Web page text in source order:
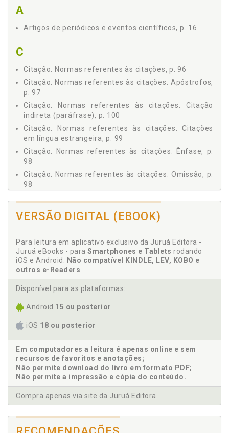
2.5.2 Folha de aprovação, p. 36
2.5.3 Dedicatória(s), p. 39
2.5.6 Listas (ilustrações, tabelas, abreviaturas e siglas
e símbolos), p. 40
2.5.7 Sumário, p. 41
2.6 Elementos Textuais ou Corpo do Trabalho, p. 43
2.6.1 Introdução, p. 43
2.6.2 Fundamentação teórica, p. 45
2.6.3 Metodologia, p. 45
2.6.4 Análise e discussão dos resultados, p. 47
2.6.5 Conclusão ou considerações finais, p. 48
2.7.1 Referências, p. 48
2.7.2 Apêndices, p. 49
2.7.3 Anexos, p. 49
2.7.4 Índice, p. 49
3.1 Normas Gerais, p. 52
3.1.1 Fontes de informação, p. 52
3.1.2 Apresentação, p. 52
3.1.3 Pontuação, p. 52
a) Ponto, p. 52
c) Vírgula, p. 54
d) Ponto e vírgula, p. 55
f) Barra transversal, p. 55
g) Colchetes, p. 56
h) Parênteses, p. 56
i) Reticências, p. 56
j) Recursos tipográficos, p. 57
3.1.5 Entidades coletivas (órgãos, empresas,
A
Artigos de periódicos e eventos científicos, p. 16
C
Citação. Normas referentes às citações, p. 96
Citação. Normas referentes às citações. Apóstrofos,
p. 97
Citação. Normas referentes às citações. Citação
indireta (paráfrase), p. 100
Citação. Normas referentes às citações. Citações
em língua estrangeira, p. 99
Citação. Normas referentes às citações. Ênfase, p.
98
Citação. Normas referentes às citações. Omissão, p.
98
Citação. Tipos de citações, p. 95
Citação. Tipos de citações. Longas, p. 95
Citações, p. 85
Citações. Indicação da fonte das citações, p. 85
Citações. Introdução, p. 85
D
Descrição física, p. 63
Descrição física. Páginas, p. 63
Descrição física. Séries e coleções, p. 64
Descrição física. Volumes, p. 64
E
VERSÃO DIGITAL (EBOOK)
Para leitura em aplicativo exclusivo da Juruá Editora -
Juruá eBooks - para Smartphones e Tablets rodando
iOS e Android. Não compatível KINDLE, LEV, KOBO e
outros e-Readers.
Disponível para as plataformas:
Android 15 ou posterior
iOS 18 ou posterior
Em computadores a leitura é apenas online e sem
recursos de favoritos e anotações;
Não permite download do livro em formato PDF;
Não permite a impressão e cópia do conteúdo.
Compra apenas via site da Juruá Editora.